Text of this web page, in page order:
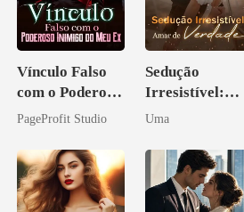
Vínculo Falso
com o Poderoso
Inimigo do Meu
PageProfit Studio
Sedução
Irresistível:
Amar de
Uma